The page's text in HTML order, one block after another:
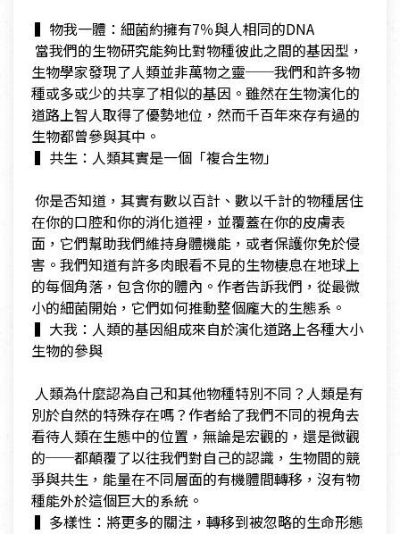
​ ▍物我一體：細菌約擁有7％與人相同的DNA
​ 當我們的生物研究能夠比對物種彼此之間的基因型，
生物學家發現了人類並非萬物之靈──我們和許多物
種或多或少的共享了相似的基因。雖然在生物演化的
道路上智人取得了優勢地位，然而千百年來存有過的
生物都曾參與其中。
​ ▍共生：人類其實是一個「複合生物」
​ 你是否知道，其實有數以百計、數以千計的物種居住
在你的口腔和你的消化道裡，並覆蓋在你的皮膚表
面，它們幫助我們維持身體機能，或者保護你免於侵
害。我們知道有許多肉眼看不見的生物棲息在地球上
的每個角落，包含你的體內。作者告訴我們，從最微
小的細菌開始，它們如何推動整個龐大的生態系。
​ ▍大我：人類的基因組成來自於演化道路上各種大小
生物的參與
​ 人類為什麼認為自己和其他物種特別不同？人類是有
別於自然的特殊存在嗎？作者給了我們不同的視角去
看待人類在生態中的位置，無論是宏觀的，還是微觀
的──都顛覆了以往我們對自己的認識，生物間的競
爭與共生，能量在不同層面的有機體間轉移，沒有物
種能外於這個巨大的系統。
​ ▍多樣性：將更多的關注，轉移到被忽略的生命形態